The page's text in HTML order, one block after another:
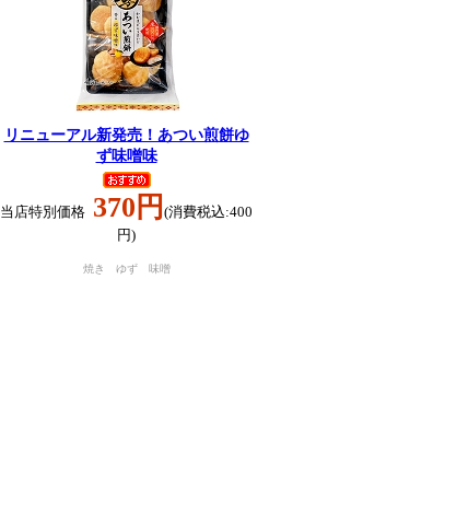
リニューアル新発売！あつい煎餅ゆ
ず味噌味
当店特別価格 370円 (消費税込:400
円)
焼き ゆず 味噌